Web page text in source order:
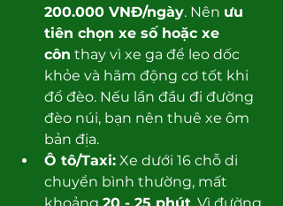
200.000 VNĐ/ngày. Nên ưu
tiên chọn xe số hoặc xe
côn thay vì xe ga để leo dốc
khỏe và hãm động cơ tốt khi
đổ đèo. Nếu lần đầu đi đường
đèo núi, bạn nên thuê xe ôm
bản địa.
Ô tô/Taxi: Xe dưới 16 chỗ di
chuyển bình thường, mất
khoảng 20 - 25 phút . Vì đường